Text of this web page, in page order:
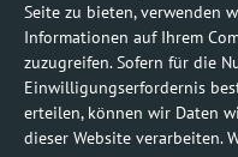
Seite zu bieten, verwenden
Informationen auf Ihrem
zuzugreifen. Sofern für die
Einwilligungserfordernis
erteilen, können wir Daten
dieser Website verarbeiten.